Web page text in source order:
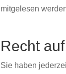
mitgelesen
Recht
Sie haben